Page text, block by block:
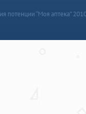
потенции “Моя аптека”